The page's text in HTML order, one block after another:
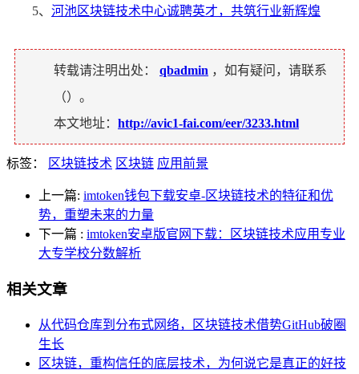
5、 河池区块链技术中心诚聘英才，共筑行业新辉煌
转载请注明出处： qbadmin ，如有疑问，请联系
（）。
本文地址： http://avic1-fai.com/eer/3233.html
标签： 区块链技术 区块链 应用前景
上一篇: imtoken钱包下载安卓-区块链技术的特征和优
势，重塑未来的力量
下一篇 : imtoken安卓版官网下载：区块链技术应用专业
大专学校分数解析
相关文章
从代码仓库到分布式网络，区块链技术借势GitHub破圈
生长
区块链，重构信任的底层技术，为何说它是真正的好技